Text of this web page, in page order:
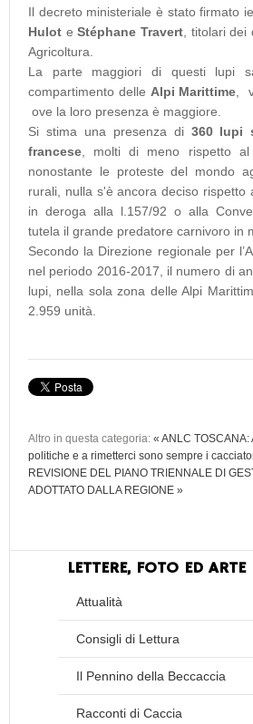
Il decreto ministeriale è stato firmato
Hulot eStéphane Travert , titolari
Agricoltura.
La parte maggiori di questi lupi
compartimento delle Alpi Marittime ,
ove la loro presenza è maggiore.
Si stima una presenza di 360 lupi
francese , molti di meno rispetto al
nonostante le proteste del mondo
rurali, nulla s'è ancora deciso rispetto
in deroga alla l.157/92 o alla
tutela il grande predatore carnivoro in
Secondo la Direzione regionale per
nel periodo 2016-2017, il numero di
lupi, nella sola zona delle Alpi
2.959 unità.
Altro in questa categoria: « ANLC
politiche e a rimetterci sono sempre i
REVISIONE DEL PIANO TRIENNALE DI
ADOTTATO DALLA REGIONE »
LETTERE, FOTO ED ARTE
Attualità
Consigli di Lettura
Il Pennino della Beccaccia
Racconti di Caccia